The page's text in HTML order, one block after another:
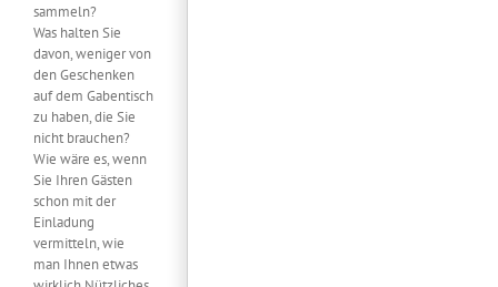
sammeln?
Was halten Sie
davon, weniger von
den Geschenken
auf dem Gabentisch
zu haben, die Sie
nicht brauchen?
Wie wäre es, wenn
Sie Ihren Gästen
schon mit der
Einladung
vermitteln, wie
man Ihnen etwas